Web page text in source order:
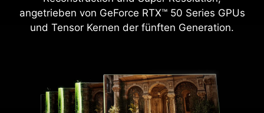
angetrieben von GeForce RTX™ 50 Series GPUs
und Tensor Kernen der fünften Generation.